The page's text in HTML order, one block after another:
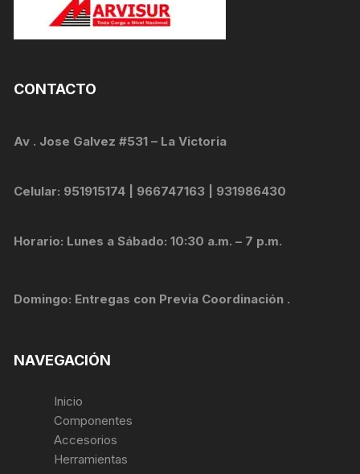
CONTACTO
Av . Jose Galvez #531 – La Victoria
Celular: 951915174 | 966747163 | 931986430
Horario: Lunes a Sábado: 10:30 a.m. – 7 p.m.
Domingo: Entregas con Previa Coordinación .
NAVEGACIÓN
Inicio
Componentes
Accesorios
Herramientas